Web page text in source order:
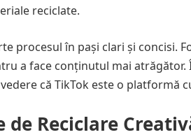
reciclate.
procesul în pași clari și concisi.
a face conținutul mai atrăgător.
că TikTok este o platformă
de Reciclare